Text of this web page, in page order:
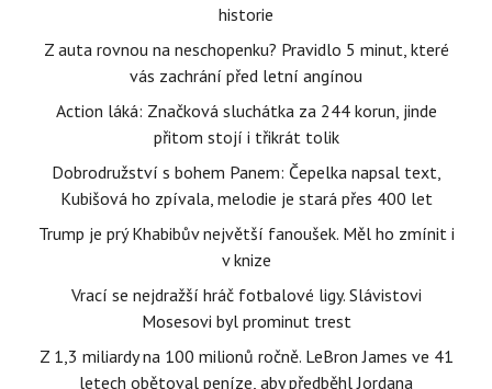
historie
Z auta rovnou na neschopenku? Pravidlo 5 minut, které
vás zachrání před letní angínou
Action láká: Značková sluchátka za 244 korun, jinde
přitom stojí i třikrát tolik
Dobrodružství s bohem Panem: Čepelka napsal text,
Kubišová ho zpívala, melodie je stará přes 400 let
Trump je prý Khabibův největší fanoušek. Měl ho zmínit i
v knize
Vrací se nejdražší hráč fotbalové ligy. Slávistovi
Mosesovi byl prominut trest
Z 1,3 miliardy na 100 milionů ročně. LeBron James ve 41
letech obětoval peníze, aby předběhl Jordana